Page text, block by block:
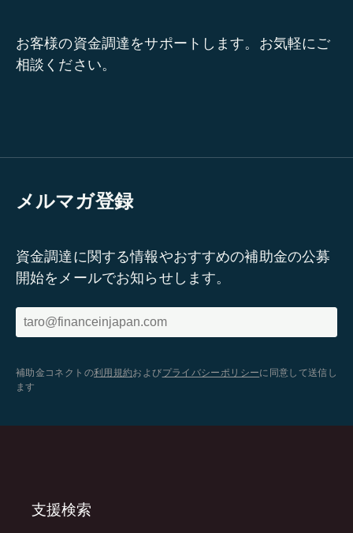
お客様の資金調達をサポートします。お気軽にご
相談ください。
メルマガ登録
資金調達に関する情報やおすすめの補助金の公募
開始をメールでお知らせします。
補助金コネクトの利用規約およびプライバシーポリシーに同意して送信し
ます
支援検索